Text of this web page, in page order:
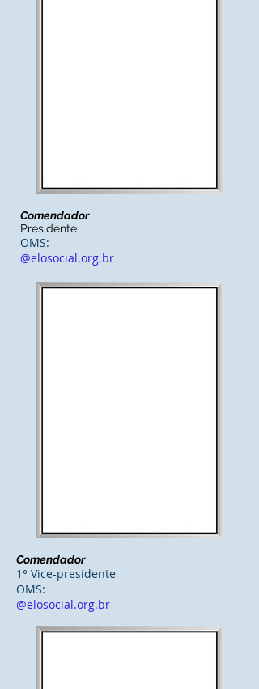
Comendador
Presidente
OMS:
@elosocial.org.br
Comendador
1° Vice-presidente
OMS:
@elosocial.org.br